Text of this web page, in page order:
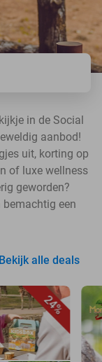
in de Social
aanbod!
uit, korting op
of luxe wellness
geworden?
een
Bekijk alle deals
24%